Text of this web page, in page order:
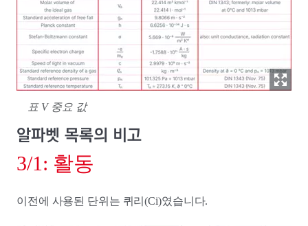
표 V 중요 값
알파벳 목록의 비고
3/1: 활동
이전에 사용된 단위는 퀴리(Ci)였습니다.